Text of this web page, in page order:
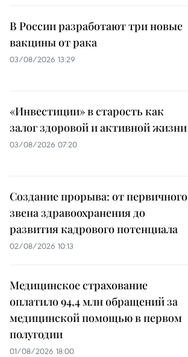
В России разработают три новые
вакцины от рака
03/08/2026 13:29
«Инвестиции» в старость как
залог здоровой и активной жизни
03/08/2026 07:20
Создание прорыва: от первичного
звена здравоохранения до
развития кадрового потенциала
02/08/2026 10:13
Медицинское страхование
оплатило 94,4 млн обращений за
медицинской помощью в первом
полугодии
01/08/2026 18:00